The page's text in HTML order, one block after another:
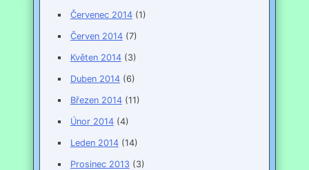
Červenec 2014(1)
Červen 2014(7)
Květen 2014(3)
Duben 2014(6)
Březen 2014(11)
Únor 2014(4)
Leden 2014(14)
Prosinec 2013(3)